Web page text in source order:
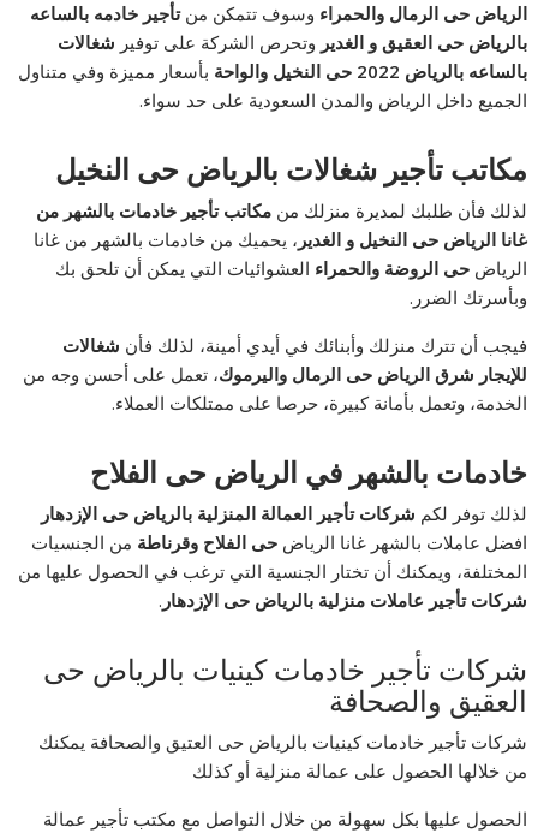
الرياض حى الرمال والحمراء وسوف تتمكن منتأجير خادمه بالساعه
بالرياض حى العقيق و الغدير وتحرص الشركة على توفير شغالات
بالساعه بالرياض 2022 حى النخيل والواحة
بأسعار مميزة وفي متناول
الجميع داخل الرياض والمدن السعودية على حد سواء.
مكاتب تأجير شغالات بالرياض حى النخيل
لذلك فأن طلبك لمديرة منزلك منمكاتب تأجير خادمات بالشهر من
غانا الرياض حى النخيل و الغدير ، يحميك من خادمات بالشهر من غانا
الرياض حى الروضة والحمراء العشوائيات التي يمكن أن تلحق بك
وبأسرتك الضرر.
فيجب أن تترك منزلك وأبنائك في أيدي أمينة، لذلك فأن شغالات
للإيجار شرق الرياض حى الرمال واليرموك، تعمل على أحسن وجه من
الخدمة، وتعمل بأمانة كبيرة، حرصا على ممتلكات العملاء.
خادمات بالشهر في الرياض حى الفلاح
لذلك توفر لكم شركات تأجير العمالة المنزلية بالرياض حى الإزدهار
افضل عاملات بالشهر غانا الرياض حى الفلاح وقرناطة من الجنسيات
المختلفة، ويمكنك أن تختار الجنسية التي ترغب في الحصول عليها من
شركات تأجير عاملات منزلية بالرياض حى الإزدهار .
شركات تأجير خادمات كينيات بالرياض حى
العقيق والصحافة
شركات تأجير خادمات كينيات بالرياض حى العتيق والصحافة يمكنك
من خلالها الحصول على عمالة منزلية أو كذلك
الحصول عليها بكل سهولة من خلال التواصل مع مكتب تأجير عمالة